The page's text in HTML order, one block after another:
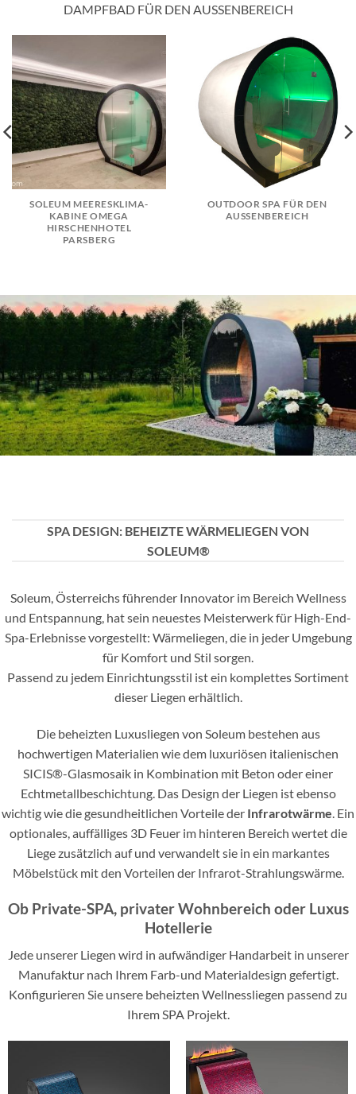
DAMPFBAD FÜR DEN AUSSENBEREICH
SOLEUM MEERESKLIMA-
KABINE OMEGA
HIRSCHENHOTEL
PARSBERG
OUTDOOR SPA FÜR DEN
AUSSENBEREICH
SPA DESIGN: BEHEIZTE WÄRMELIEGEN VON
SOLEUM®
Soleum, Österreichs führender Innovator im Bereich Wellness
und Entspannung, hat sein neuestes Meisterwerk für High-End-
Spa-Erlebnisse vorgestellt: Wärmeliegen, die in jeder Umgebung
für Komfort und Stil sorgen.
Passend zu jedem Einrichtungsstil ist ein komplettes Sortiment
dieser Liegen erhältlich.
Die beheizten Luxusliegen von Soleum bestehen aus
hochwertigen Materialien wie dem luxuriösen italienischen
SICIS®-Glasmosaik in Kombination mit Beton oder einer
Echtmetallbeschichtung. Das Design der Liegen ist ebenso
wichtig wie die gesundheitlichen Vorteile der Infrarotwärme. Ein
optionales, auffälliges 3D Feuer im hinteren Bereich wertet die
Liege zusätzlich auf und verwandelt sie in ein markantes
Möbelstück mit den Vorteilen der Infrarot-Strahlungswärme.
Ob Private-SPA, privater Wohnbereich oder Luxus
Hotellerie
Jede unserer Liegen wird in aufwändiger Handarbeit in unserer
Manufaktur nach Ihrem Farb-und Materialdesign gefertigt.
Konfigurieren Sie unsere beheizten Wellnessliegen passend zu
Ihrem SPA Projekt.